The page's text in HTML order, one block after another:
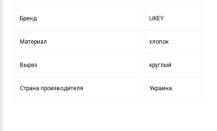
Бренд LIKEY
Материал хлопок
Вырез круглый
Страна производителя Украина